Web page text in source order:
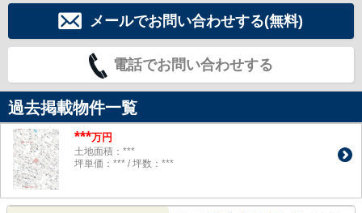
メールでお問い合わせする(無料)
電話でお問い合わせする
過去掲載物件一覧
***万円
土地面積：***
坪単価：*** / 坪数：***